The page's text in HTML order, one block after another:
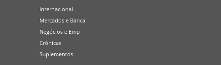
Internacional
Mercados e Banca
Negócios e Emp
Crónicas
Suplementos